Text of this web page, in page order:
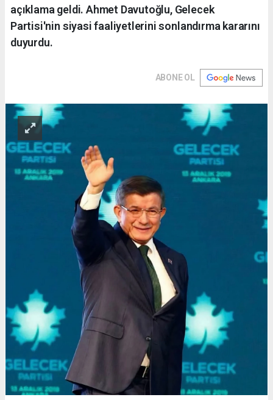
açıklama geldi. Ahmet Davutoğlu, Gelecek
Partisi'nin siyasi faaliyetlerini sonlandırma kararını
duyurdu.
ABONE OL